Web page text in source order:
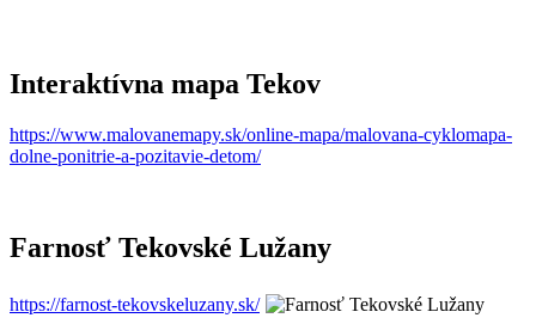
Interaktívna mapa Tekov
https://www.malovanemapy.sk/online-mapa/malovana-cyklomapa-
dolne-ponitrie-a-pozitavie-detom/
Farnosť Tekovské Lužany
https://farnost-tekovskeluzany.sk/